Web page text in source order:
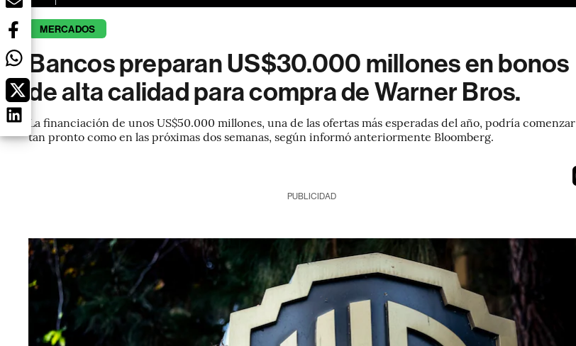
MERCADOS
Bancos preparan US$30.000 millones en bonos
de alta calidad para compra de Warner Bros.
La financiación de unos US$50.000 millones, una de las ofertas más esperadas del año, podría comenzar
tan pronto como en las próximas dos semanas, según informó anteriormente Bloomberg.
PUBLICIDAD